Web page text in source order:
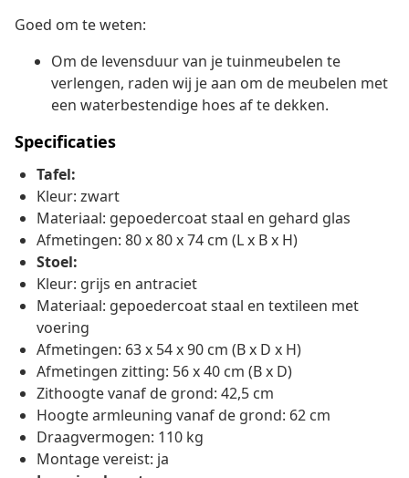
Goed om te weten:
Om de levensduur van je tuinmeubelen te
verlengen, raden wij je aan om de meubelen met
een waterbestendige hoes af te dekken.
Specificaties
Tafel:
Kleur: zwart
Materiaal: gepoedercoat staal en gehard glas
Afmetingen: 80 x 80 x 74 cm (L x B x H)
Stoel:
Kleur: grijs en antraciet
Materiaal: gepoedercoat staal en textileen met
voering
Afmetingen: 63 x 54 x 90 cm (B x D x H)
Afmetingen zitting: 56 x 40 cm (B x D)
Zithoogte vanaf de grond: 42,5 cm
Hoogte armleuning vanaf de grond: 62 cm
Draagvermogen: 110 kg
Montage vereist: ja